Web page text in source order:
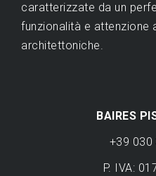
caratterizzate da un
funzionalità e attenzione
architettoniche.
BAIRES
+39 030
P. IVA: